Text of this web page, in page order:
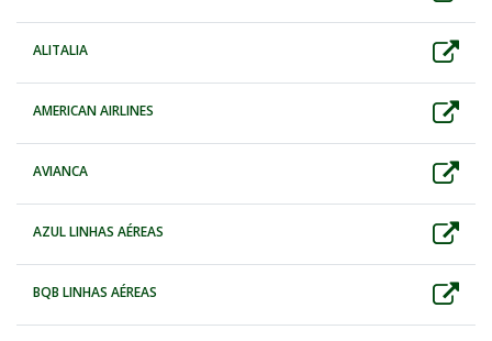
ALITALIA
AMERICAN AIRLINES
AVIANCA
AZUL LINHAS AÉREAS
BQB LINHAS AÉREAS